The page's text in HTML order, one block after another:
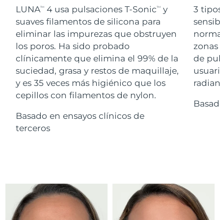
LUNATM 4 usa pulsaciones T-SonicTM
y
suaves filamentos de silicona para
eliminar las impurezas que obstruyen
los poros. Ha sido probado
clínicamente que elimina el 99% de la
suciedad, grasa y restos de maquillaje,
y es 35 veces más higiénico que los
cepillos con filamentos de nylon.
Basado en ensayos clínicos de
terceros
3
de
For healthy hair
18% PAP
Cosméticos Hombres
Comprar todo
FOREO APP
Israel Entrega prevista 15/08/2026
Italia Entrega prevista11/08/2026
Japón Entrega prevista14/08/2026
Jersey Entrega prevista 16/08/2026
13/08/2026
Kuwait
Lituania Entrega prevista11/08/2026